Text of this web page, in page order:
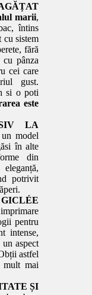
marii,
întins
cu sistem
fără
pânza
cei care
gust.
si o poti
este
LA
un model
în alte
din
potrivit
pentru
intense,
aspect
astfel
mult mai
ȘI